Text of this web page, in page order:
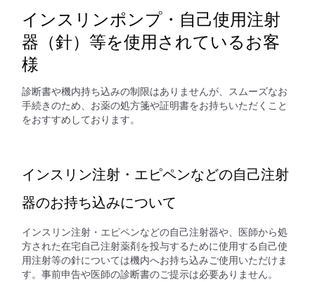
インスリンポンプ・自己使用注射
器（針）等を使用されているお客
様
診断書や機内持ち込みの制限はありませんが、スムーズなお
手続きのため、お薬の処方箋や証明書をお持ちいただくこと
をおすすめしております。
インスリン注射・エピペンなどの自己注射
器のお持ち込みについて
インスリン注射・エピペンなどの自己注射器や、医師から処
方された在宅自己注射薬剤を投与するために使用する自己使
用注射等の針については機内へお持ち込みご使用いただけま
す。事前申告や医師の診断書のご提示は必要ありません。